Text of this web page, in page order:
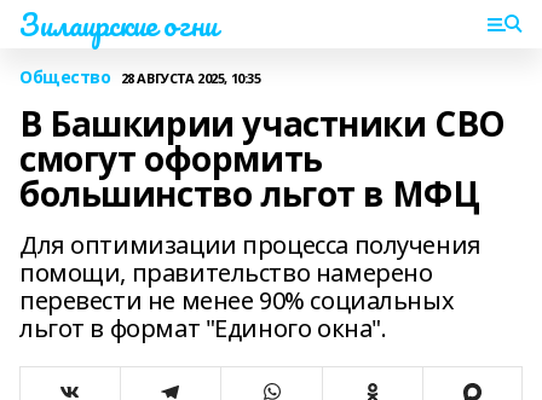
Зилаирские огни
Общество 28 АВГУСТА 2025, 10:35
В Башкирии участники СВО
смогут оформить
большинство льгот в МФЦ
Для оптимизации процесса получения
помощи, правительство намерено
перевести не менее 90% социальных
льгот в формат "Единого окна".